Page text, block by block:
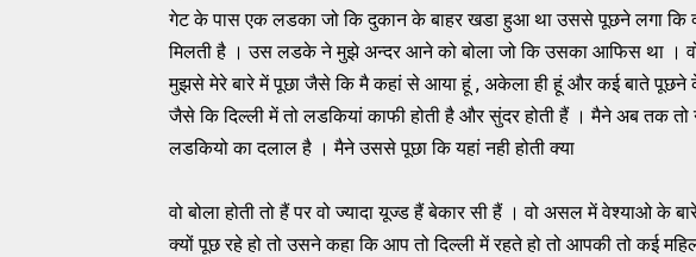
गेट के पास एक लडका जो कि दुकान के बाहर खडा हुआ था उससे पूछने लगा कि
मिलती है । उस लडके ने मुझे अन्दर आने को बोला जो कि उसका आफिस था ।
मुझसे मेरे बारे में पूछा जैसे कि मै कहां से आया हूं , अकेला ही हूं और कई बाते
जैसे कि दिल्ली में तो लडकियां काफी होती है और सुंदर होती हैं । मैने अब तक
लडकियो का दलाल है । मैने उससे पूछा कि यहां नही होती क्या
वो बोला होती तो हैं पर वो ज्यादा यूज्ड हैं बेकार सी हैं । वो असल में वेश्याओ के
क्यों पूछ रहे हो तो उसने कहा कि आप तो दिल्ली में रहते हो तो आपकी तो कई